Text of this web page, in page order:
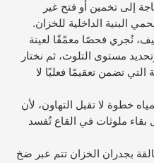
إلى تخمين أو فتح غير
البنية الداخلية للخزان.
نُجري فحصًا معمّقًا لعينة
مستوى التلوث، ثم نختار
تضمن تعقيمًا فعليًا لا
خطوة لا تقبل التهاون، لأن
بقاء ملوثات في القاع تُفسد
بجدران الخزان تتم عبر ضخ